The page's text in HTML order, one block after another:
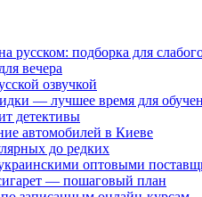
русском: подборка для
вечера
озвучкой
— лучшее время для
детективы
автомобилей в Киеве
до редких
оптовыми
— пошаговый план